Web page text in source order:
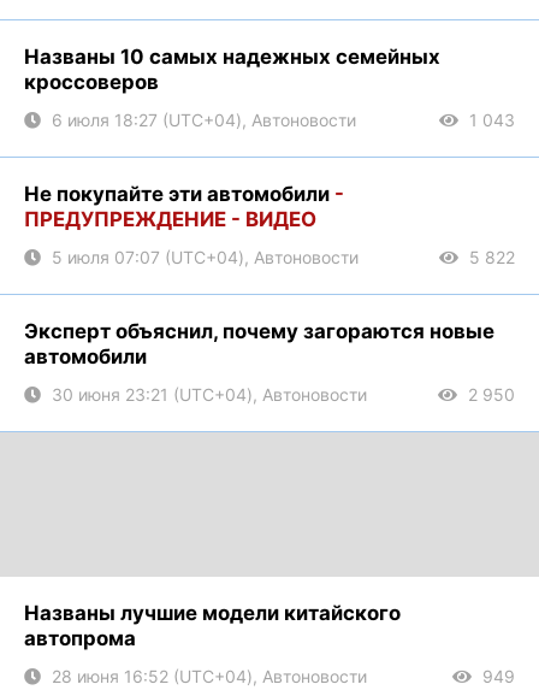
Названы 10 самых надежных семейных
кроссоверов
6 июля 18:27 (UTC+04), Автоновости 1 043
Не покупайте эти автомобили -
ПРЕДУПРЕЖДЕНИЕ - ВИДЕО
5 июля 07:07 (UTC+04), Автоновости 5 822
Эксперт объяснил, почему загораются новые
автомобили
30 июня 23:21 (UTC+04), Автоновости 2 950
Названы лучшие модели китайского
автопрома
28 июня 16:52 (UTC+04), Автоновости 949